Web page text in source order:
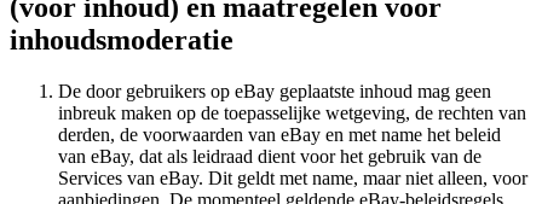
(voor inhoud) en maatregelen voor
inhoudsmoderatie
De door gebruikers op eBay geplaatste inhoud mag geen
inbreuk maken op de toepasselijke wetgeving, de rechten van
derden, de voorwaarden van eBay en met name het beleid
van eBay, dat als leidraad dient voor het gebruik van de
Services van eBay. Dit geldt met name, maar niet alleen, voor